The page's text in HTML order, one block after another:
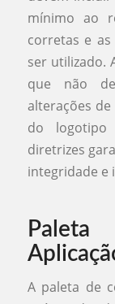
mínimo ao
corretas e
ser utilizado.
que não
alterações
do logotipo
diretrizes
integridade e
A paleta de